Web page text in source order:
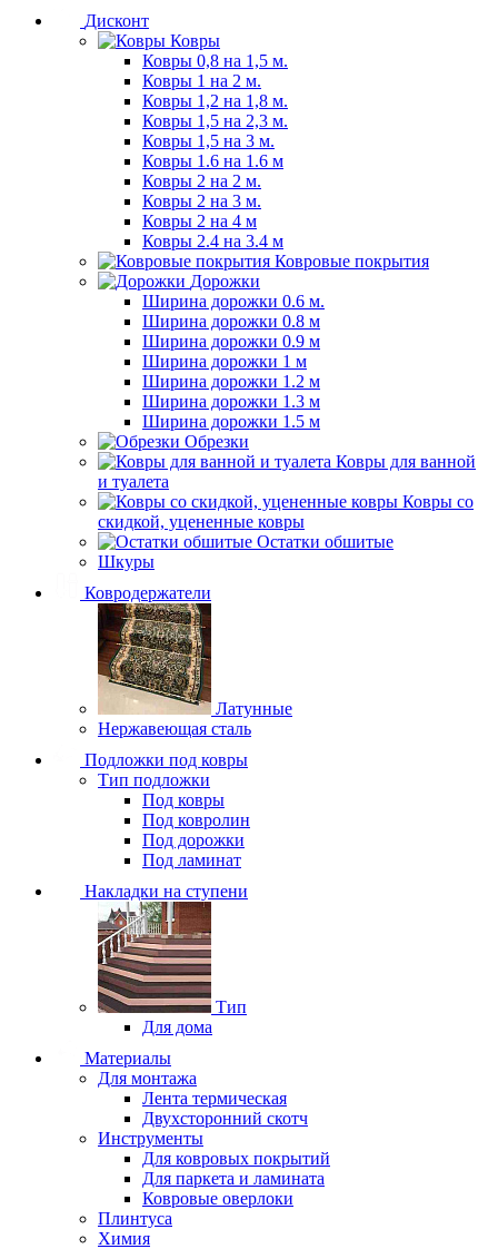
Дисконт
Ковры
Ковры 0,8 на 1,5 м.
Ковры 1 на 2 м.
Ковры 1,2 на 1,8 м.
Ковры 1,5 на 2,3 м.
Ковры 1,5 на 3 м.
Ковры 1.6 на 1.6 м
Ковры 2 на 2 м.
Ковры 2 на 3 м.
Ковры 2 на 4 м
Ковры 2.4 на 3.4 м
Ковровые покрытия
Дорожки
Ширина дорожки 0.6 м.
Ширина дорожки 0.8 м
Ширина дорожки 0.9 м
Ширина дорожки 1 м
Ширина дорожки 1.2 м
Ширина дорожки 1.3 м
Ширина дорожки 1.5 м
Обрезки
Ковры для ванной
и туалета
Ковры со
скидкой, уцененные ковры
Остатки обшитые
Шкуры
Ковродержатели
Латунные
Нержавеющая сталь
Подложки под ковры
Тип подложки
Под ковры
Под ковролин
Под дорожки
Под ламинат
Накладки на ступени
Тип
Для дома
Материалы
Для монтажа
Лента термическая
Двухсторонний скотч
Инструменты
Для ковровых покрытий
Для паркета и ламината
Ковровые оверлоки
Плинтуса
Химия